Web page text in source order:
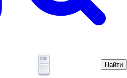
Найти